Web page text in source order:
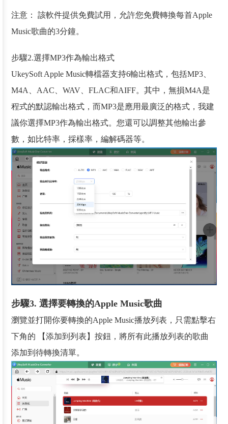
注意： 該軟件提供免費試用，允許您免費轉換每首Apple
Music歌曲的3分鐘。
步驟2.選擇MP3作為輸出格式
UkeySoft Apple Music轉檔器支持6輸出格式，包括MP3、
M4A、AAC、WAV、FLAC和AIFF。其中，無損M4A是
程式的默認輸出格式，而MP3是應用最廣泛的格式，我建
議你選擇MP3作為輸出格式。您還可以調整其他輸出參
數，如比特率，採樣率，編解碼器等。
步驟3. 選擇要轉換的Apple Music歌曲
瀏覽並打開你要轉換的Apple Music播放列表，只需點擊右
下角的 【添加到列表】按鈕，將所有此播放列表的歌曲
添加到待轉換清單。